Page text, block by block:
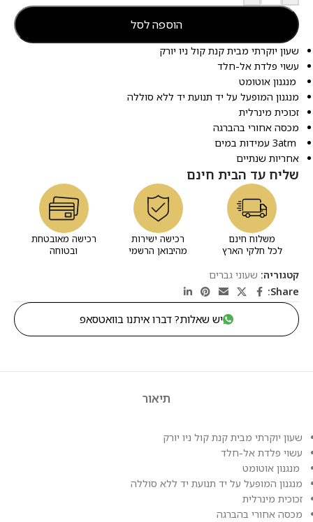
הוספה לסל
שעון יוקרתי מבית קנת קול ניו יורק
עשוי פלדת אל-חלד
מנגנון אוטומט
מנגנון המופעל על יד תנועת יד ללא סוללה
זכוכית מינרלית
מכסה אחורי בהברגה
אחריות שנתיים
שליח עד הבית חינם
משלוח חינם
לכל חלקי הארץ
רכישה ישירות
מהיבואן הרשמי
רכישה מאובטחת
ובטוחה
קטגוריה: שעוני גברים
Share:
יש שאלות? דברו איתנו בוואטסאפ
תיאור
שעון יוקרתי מבית קנת קול ניו יורק
עשוי פלדת אל-חלד
מנגנון אוטומט
מנגנון המופעל על יד תנועת יד ללא סוללה
זכוכית מינרלית
מכסה אחורי בהברגה